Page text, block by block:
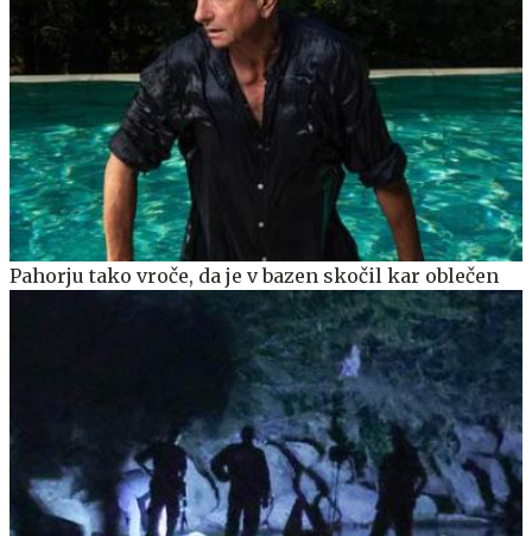
Pahorju tako vroče, da je v bazen skočil kar oblečen